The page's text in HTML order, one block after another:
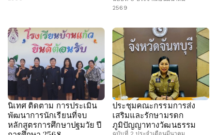
2569
นิเทศ ติดตาม การประเมิน
พัฒนาการนักเรียนที่จบ
หลักสูตรการศึกษาปฐมวัย ปี
ประชุมคณะกรรมการส่ง
เสริมและรักษามรดก
ภูมิปัญญาทางวัฒนธรรม
ฉบับที่ 2 ประจำเดือนมีนาคม